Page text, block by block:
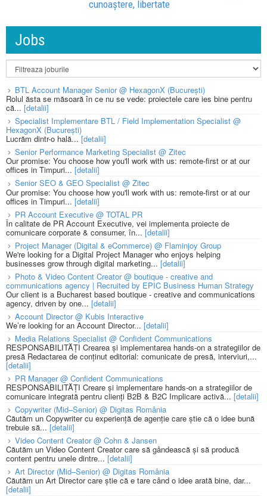
cunoaștere, libertate
Jobs
BTL Account Manager Senior @ HexagonX (București)
Rolul ăsta se măsoară în ce nu se vede: proiectele care ies bine pentru
că... [detalii]
Specialist Implementare BTL / Field Implementation Specialist @
HexagonX (București)
Lucrăm dintr-o hală... [detalii]
Senior Performance Marketing Specialist @ Zitec
Our promise: You choose how you'll work with us: remote-first or at our
offices in Timpuri... [detalii]
Senior SEO & GEO Specialist @ Zitec
Our promise: You choose how you'll work with us: remote-first or at our
offices in Timpuri... [detalii]
PR Account Executive @ TOTAL PR
În calitate de PR Account Executive, vei implementa proiecte de
comunicare corporate & consumer, în... [detalii]
Project Manager (Digital & eCommerce) @ Flaminjoy Group
We're looking for a Digital Project Manager who enjoys helping
businesses grow through digital marketing... [detalii]
Photo & Video Content Creator @ boutique - creative and
communications agency | Recruited by EPIC Business Human Strategy
Our client is a Bucharest based boutique - creative and communications
agency, driven by one... [detalii]
Account Director @ Kubis Interactive
We’re looking for an Account Director... [detalii]
Media Relations Specialist @ Confident Communications
RESPONSABILITĂȚI Crearea și implementarea hands-on a strategiilor de
presă Redactarea de conținut editorial: comunicate de presă, interviuri,...
[detalii]
PR Manager @ Confident Communications
RESPONSABILITĂȚI Creare și implementare hands-on a strategiilor de
comunicare integrată pentru clienți B2B & B2C Implicare activă... [detalii]
Copywriter (Mid–Senior) @ Digitas România
Căutăm un Copywriter cu experiență de agenție care știe că o idee bună
trebuie să... [detalii]
Video Content Creator @ Cohn & Jansen
Căutăm un Video Content Creator care să gândească și să producă
content pentru unele dintre... [detalii]
Art Director (Mid–Senior) @ Digitas România
Căutăm un Art Director care știe că e tare când o idee arată bine, dar...
[detalii]